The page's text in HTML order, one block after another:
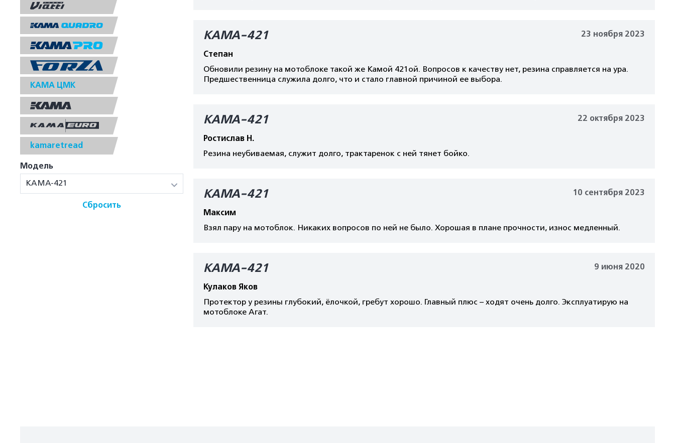
КАМА ЦМК
kamaretread
Модель
КАМА-421
Сбросить
КАМА-421
Степан
23 ноября 2023
Обновили резину на мотоблоке такой же Камой 421ой. Вопросов к качеству нет, резина справляется на ура.
Предшественница служила долго, что и стало главной причиной ее выбора.
КАМА-421
Ростислав Н.
22 октября 2023
Резина неубиваемая, служит долго, трактаренок с ней тянет бойко.
КАМА-421
Максим
10 сентября 2023
Взял пару на мотоблок. Никаких вопросов по ней не было. Хорошая в плане прочности, износ медленный.
КАМА-421
Кулаков Яков
9 июня 2020
Протектор у резины глубокий, ёлочкой, гребут хорошо. Главный плюс – ходят очень долго. Эксплуатирую на
мотоблоке Агат.